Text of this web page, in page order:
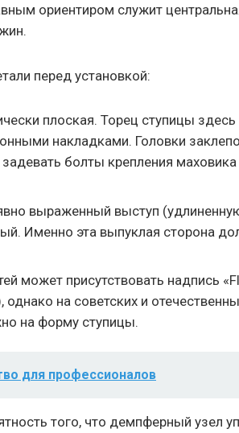
ориентиром служит
перед установкой:
плоская. Торец ступицы здесь
накладками. Головки
болты крепления маховика
выраженный выступ
Именно эта выпуклая сторона
может присутствовать надпись
на советских и
на форму ступицы.
для профессионалов
того, что демпферный узел